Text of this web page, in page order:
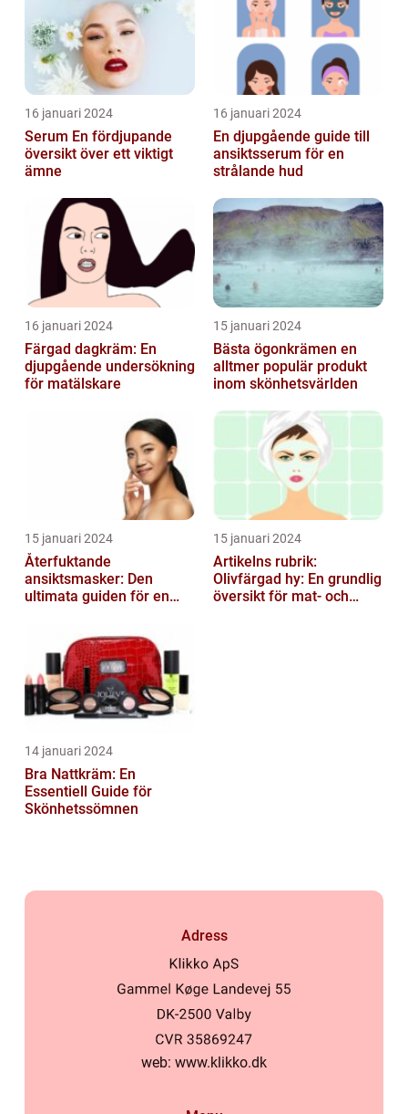
16 januari 2024
Serum En fördjupande
översikt över ett viktigt
ämne
16 januari 2024
En djupgående guide till
ansiktsserum för en
strålande hud
16 januari 2024
Färgad dagkräm: En
djupgående undersökning
för matälskare
15 januari 2024
Bästa ögonkrämen en
alltmer populär produkt
inom skönhetsvärlden
15 januari 2024
Återfuktande
ansiktsmasker: Den
ultimata guiden för en
15 januari 2024
Artikelns rubrik:
Olivfärgad hy: En grundlig
översikt för mat- och
14 januari 2024
Bra Nattkräm: En
Essentiell Guide för
Skönhetssömnen
Adress
web: www.klikko.dk